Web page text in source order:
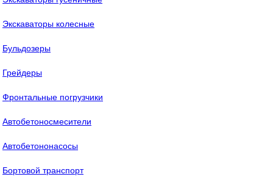
Экскаваторы колесные
Бульдозеры
Грейдеры
Фронтальные погрузчики
Автобетоносмесители
Автобетононасосы
Бортовой транспорт